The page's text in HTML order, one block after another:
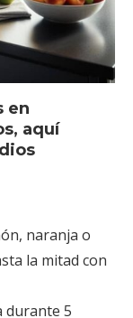
en
aquí
naranja o
la mitad con
durante 5